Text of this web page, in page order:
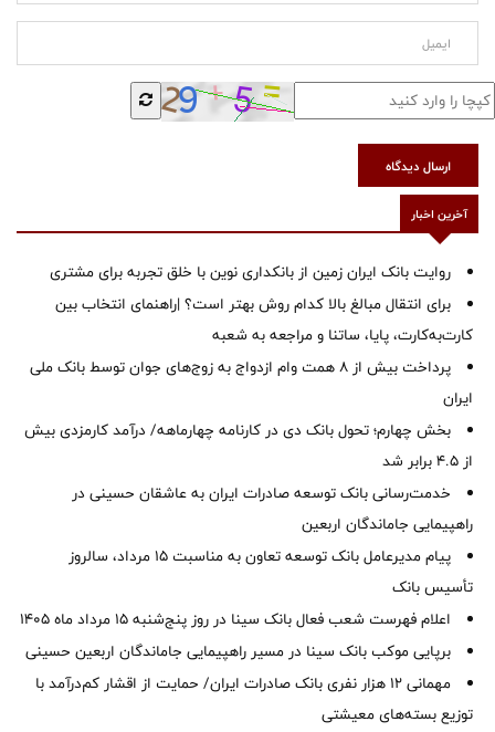
ارسال دیدگاه
آخرین اخبار
روایت بانک ایران زمین از بانکداری نوین با خلق تجربه برای مشتری
برای انتقال مبالغ بالا کدام روش بهتر است؟ |راهنمای انتخاب بین
کارت‌به‌کارت، پایا، ساتنا و مراجعه به شعبه
پرداخت بیش از ۸ همت وام ازدواج به زوج‌های جوان توسط بانک ملی
ایران
بخش چهارم؛ تحول بانک دی در کارنامه چهارماهه/ درآمد کارمزدی بیش
از ۴.۵ برابر شد
خدمت‌رسانی بانک توسعه صادرات ایران به عاشقان حسینی در
راهپیمایی جاماندگان اربعین
پیام مدیرعامل بانک توسعه تعاون به مناسبت 15 مرداد، سالروز
تأسیس بانک
اعلام فهرست شعب فعال بانک سینا در روز پنج‌شنبه 15 مرداد ماه 1405
برپایی موکب بانک سینا در مسیر راهپیمایی جاماندگان اربعین حسینی
مهمانی ۱۲ هزار نفری بانک صادرات ایران/ حمایت از اقشار کم‌درآمد با
توزیع بسته‌های معیشتی